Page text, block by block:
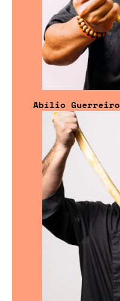
Abílio Guerreiro